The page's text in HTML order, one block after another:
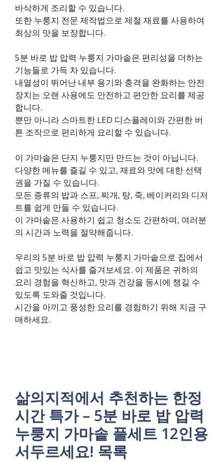
바삭하게 조리할 수 있습니다.
또한 누룽지 전문 제작법으로 제철 재료를 사용하여
최상의 맛을 보장합니다.
5분 바로 밥 압력 누룽지 가마솥은 편리성을 더하는
기능들로 가득 차 있습니다.
내열성이 뛰어난 내부 용기와 충격을 완화하는 안전
장치는 오랜 사용에도 안전하고 편안한 요리를 제공
합니다.
뿐만 아니라 스마트한 LED 디스플레이와 간편한 버
튼 조작으로 편리하게 요리할 수 있습니다.
이 가마솥은 단지 누룽지만 만드는 것이 아닙니다.
다양한 메뉴를 즐길 수 있고, 재료와 맛에 대한 선택
권을 가질 수 있습니다.
모든 종류의 밥과 스프, 찌개, 탕, 죽, 베이커리와 디저
트를 쉽게 만들 수 있습니다.
이 가마솥은 사용하기 쉽고 청소도 간편하며, 여러분
의 시간과 노력을 절약해줍니다.
우리의 5분 바로 밥 압력 누룽지 가마솥으로 집에서
쉽고 맛있는 식사를 즐겨보세요. 이 제품은 귀하의
요리 경험을 혁신하고, 맛과 건강을 동시에 챙길 수
있도록 도와줄 것입니다.
시간을 아끼고 풍성한 요리를 경험하기 위해 지금 구
매하세요.
삶의지적에서 추천하는 한정
시간 특가 – 5분 바로 밥 압력
누룽지 가마솥 풀세트 12인용
서두르세요! 목록